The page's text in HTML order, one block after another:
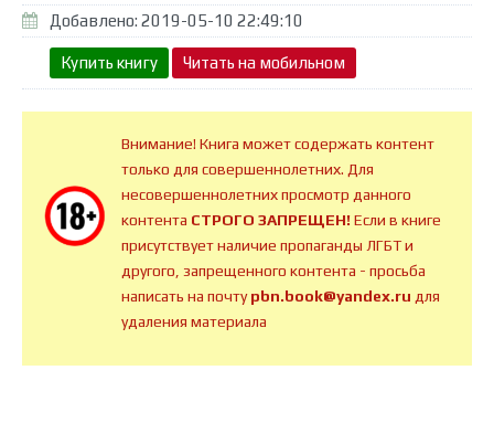
Добавлено: 2019-05-10 22:49:10
Купить книгу Читать на мобильном
Внимание! Книга может содержать контент
только для совершеннолетних. Для
несовершеннолетних просмотр данного
контента СТРОГО ЗАПРЕЩЕН!Если в книге
присутствует наличие пропаганды ЛГБТ и
другого, запрещенного контента - просьба
написать на почтуpbn.book@yandex.ru для
удаления материала